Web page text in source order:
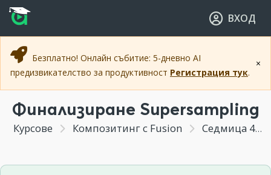
Прескочи към основното съдържание
Прескочи към навигацията
ВХОД
×
Безплатно! Онлайн събитие: 5-дневно AI
предизвикателство за продуктивност Регистрация тук.
Финализиране Supersampling
Курсове Композитинг с Fusion Седмица 4 - Създаване на кратка анимация в 3д пространството на Fusion.